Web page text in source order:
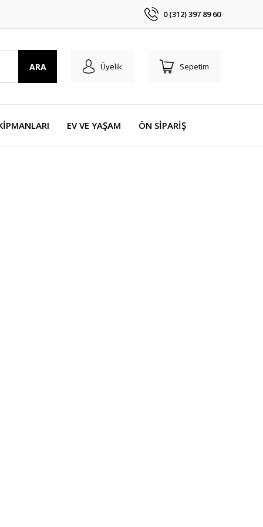
0 (312) 397 89 60
ARA Üyelik Sepetim
EV VE YAŞAM ÖN SİPARİŞ